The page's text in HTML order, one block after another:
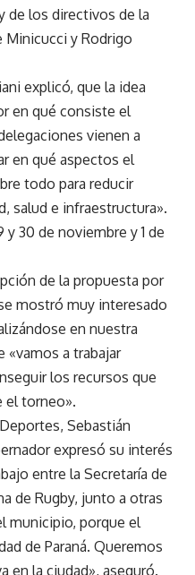
de los directivos de la
Minicucci y Rodrigo
explicó, que la idea
en qué consiste el
vienen a
en qué aspectos el
todo para reducir
salud e infraestructura».
30 de noviembre y 1 de
de la propuesta por
mostró muy interesado
en nuestra
«vamos a trabajar
los recursos que
el torneo».
Sebastián
expresó su interés
entre la Secretaría de
de Rugby, junto a otras
municipio, porque el
de Paraná. Queremos
en la ciudad», aseguró.